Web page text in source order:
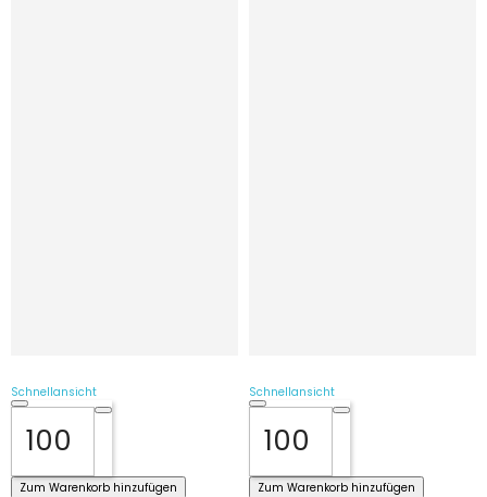
Schnellansicht
Zum Warenkorb hinzufügen
Schnellansicht
Zum Warenkorb hinzufügen